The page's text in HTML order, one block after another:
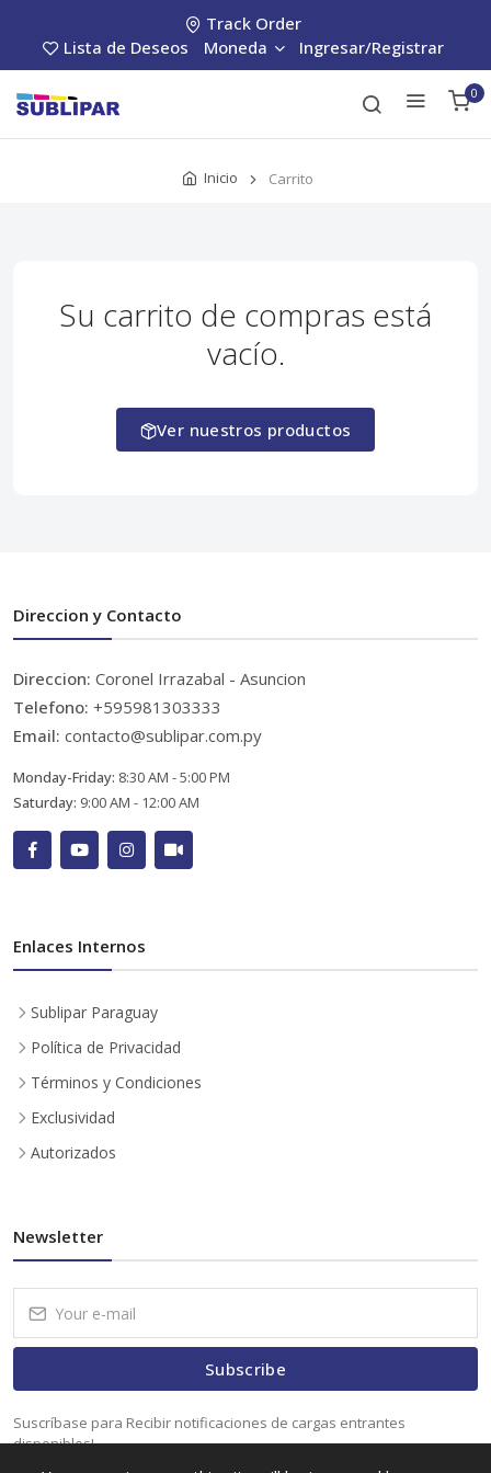
Track Order
Lista de Deseos
Moneda Ingresar/Registrar
0
Inicio Carrito
Su carrito de compras está
vacío.
Ver nuestros productos
Direccion y Contacto
Direccion: Coronel Irrazabal - Asuncion
Telefono: +595981303333
Email: contacto@sublipar.com.py
Monday-Friday: 8:30 AM - 5:00 PM
Saturday: 9:00 AM - 12:00 AM
Enlaces Internos
Sublipar Paraguay
Política de Privacidad
Términos y Condiciones
Exclusividad
Autorizados
Newsletter
Subscribe
Suscríbase para Recibir notificaciones de cargas entrantes
disponibles!